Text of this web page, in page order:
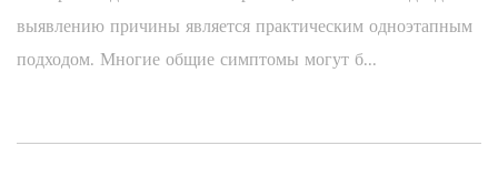
выявлению причины является практическим одноэтапным
подходом. Многие общие симптомы могут б...